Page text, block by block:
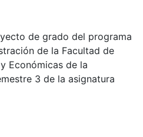
de grado del programa
de la Facultad de
Económicas de la
3 de la asignatura